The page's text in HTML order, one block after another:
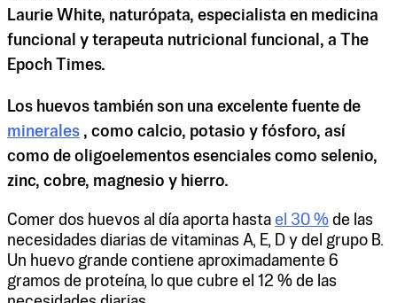
Laurie White, naturópata, especialista en medicina
funcional y terapeuta nutricional funcional, a The
Epoch Times.
Los huevos también son una excelente fuente de
minerales , como calcio, potasio y fósforo, así
como de oligoelementos esenciales como selenio,
zinc, cobre, magnesio y hierro.
Comer dos huevos al día aporta hasta el 30 % de las
necesidades diarias de vitaminas A, E, D y del grupo B.
Un huevo grande contiene aproximadamente 6
gramos de proteína, lo que cubre el 12 % de las